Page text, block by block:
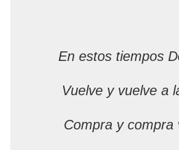
En estos tiempos
Vuelve y vuelve a
Compra y compra